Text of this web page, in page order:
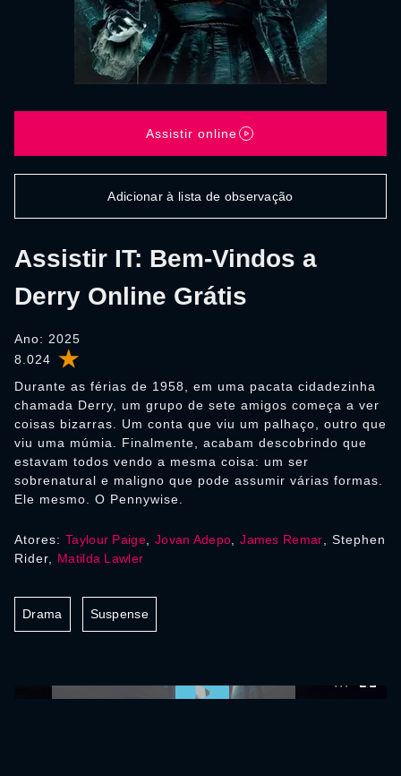
8.024
Assistir IT: Bem-Vindos a
Derry Online Grátis
Ano: 2025
Durante as férias de 1958, em uma pacata cidadezinha
chamada Derry, um grupo de sete amigos começa a ver
coisas bizarras. Um conta que viu um palhaço, outro que
viu uma múmia. Finalmente, acabam descobrindo que
estavam todos vendo a mesma coisa: um ser
sobrenatural e maligno que pode assumir várias formas.
Ele mesmo. O Pennywise.
Assistir online
Adicionar à lista de observação
Atores: Taylour Paige, Jovan Adepo ,James Remar , Stephen
Rider, Matilda Lawler
Drama Suspense